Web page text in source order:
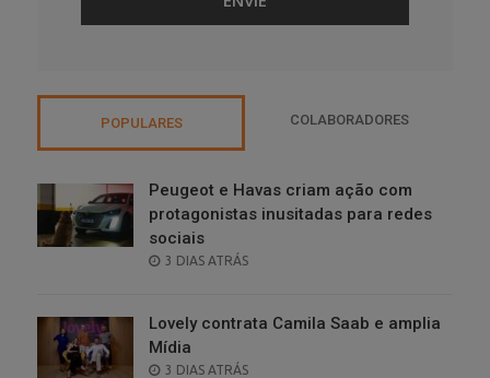
POPULARES COLABORADORES
Peugeot e Havas criam ação com
protagonistas inusitadas para redes
sociais
POSTED
3 DIAS ATRÁS
Lovely contrata Camila Saab e amplia
Mídia
POSTED
3 DIAS ATRÁS